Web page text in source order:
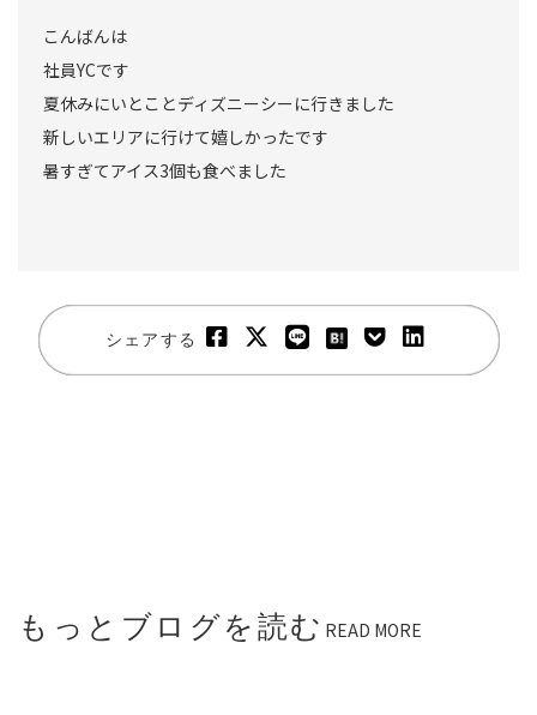
こんばんは
社員YCです
夏休みにいとことディズニーシーに行きました
新しいエリアに行けて嬉しかったです
暑すぎてアイス3個も食べました
シェアする
もっとブログを読む READ MORE